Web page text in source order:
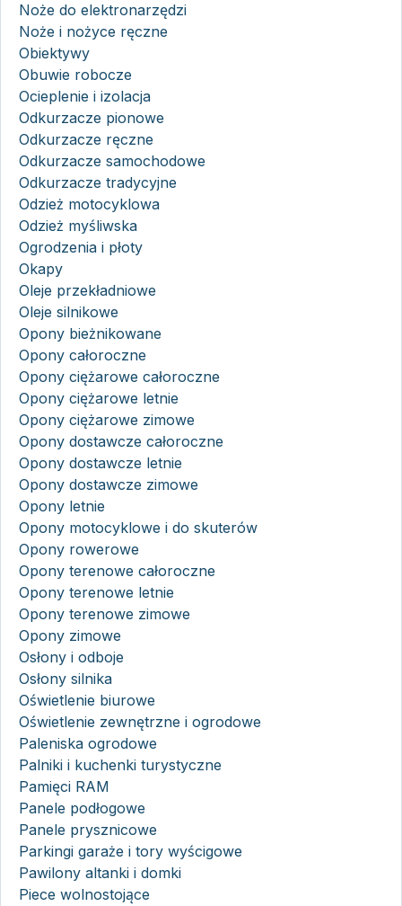
Noże do elektronarzędzi
Noże i nożyce ręczne
Obiektywy
Obuwie robocze
Ocieplenie i izolacja
Odkurzacze pionowe
Odkurzacze ręczne
Odkurzacze samochodowe
Odkurzacze tradycyjne
Odzież motocyklowa
Odzież myśliwska
Ogrodzenia i płoty
Okapy
Oleje przekładniowe
Oleje silnikowe
Opony bieżnikowane
Opony całoroczne
Opony ciężarowe całoroczne
Opony ciężarowe letnie
Opony ciężarowe zimowe
Opony dostawcze całoroczne
Opony dostawcze letnie
Opony dostawcze zimowe
Opony letnie
Opony motocyklowe i do skuterów
Opony rowerowe
Opony terenowe całoroczne
Opony terenowe letnie
Opony terenowe zimowe
Opony zimowe
Osłony i odboje
Osłony silnika
Oświetlenie biurowe
Oświetlenie zewnętrzne i ogrodowe
Paleniska ogrodowe
Palniki i kuchenki turystyczne
Pamięci RAM
Panele podłogowe
Panele prysznicowe
Parkingi garaże i tory wyścigowe
Pawilony altanki i domki
Piece wolnostojące